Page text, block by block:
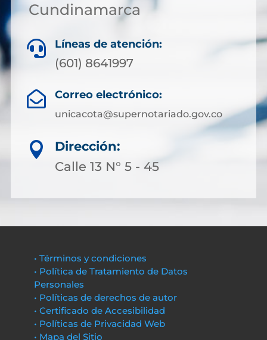
Cundinamarca
 Líneas de atención:
(601) 8641997
 Correo electrónico:
unicacota@supernotariado.gov.co

Dirección:
Calle 13 N° 5 - 45
• Términos y condiciones
• Política de Tratamiento de Datos
Personales
• Políticas de derechos de autor
• Certificado de Accesibilidad
• Políticas de Privacidad Web
• Mapa del Sitio